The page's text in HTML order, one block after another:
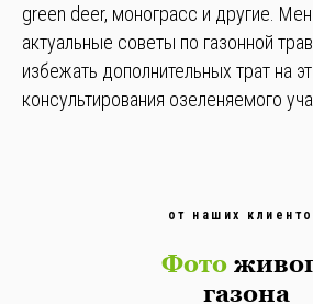
green deer, монограсс и другие.
актуальные советы по газонной
избежать дополнительных трат на
консультирования озеленяемого
от наших
Фото
газона